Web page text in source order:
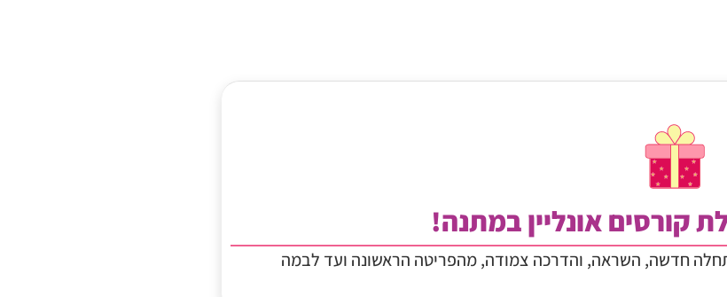
קורסים אונליין במתנה!
חדשה, השראה, והדרכה צמודה, מהפריטה הראשונה ועד לבמה